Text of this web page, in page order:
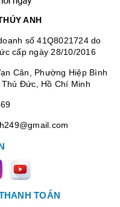
ANH
số 41Q8021724 do
cấp ngày 28/10/2016
Cân, Phường Hiệp Bình
Đức, Hồ Chí Minh
TOÁN